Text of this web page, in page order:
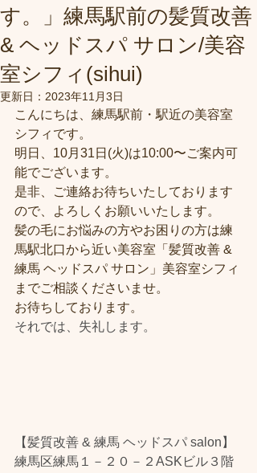
す。」練馬駅前の髪質改善
& ヘッドスパ サロン/美容
室シフィ(sihui)
更新日： 2023年11月3日
こんにちは、練馬駅前・駅近の美容室
シフィです。
明日、10月31日(火)は10:00〜ご案内可
能でございます。
是非、ご連絡お待ちいたしております
ので、よろしくお願いいたします。
髪の毛にお悩みの方やお困りの方は練
馬駅北口から近い美容室「髪質改善 &
練馬 ヘッドスパ サロン」美容室シフィ
までご相談くださいませ。
お待ちしております。
それでは、失礼します。
【髪質改善 & 練馬 ヘッドスパ salon】
練馬区練馬１－２０－２ASKビル３階